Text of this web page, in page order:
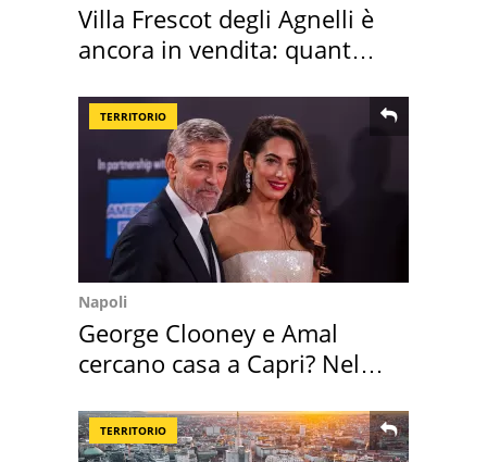
Villa Frescot degli Agnelli è
ancora in vendita: quanto
TERRITORIO
Napoli
George Clooney e Amal
cercano casa a Capri? Nel
TERRITORIO